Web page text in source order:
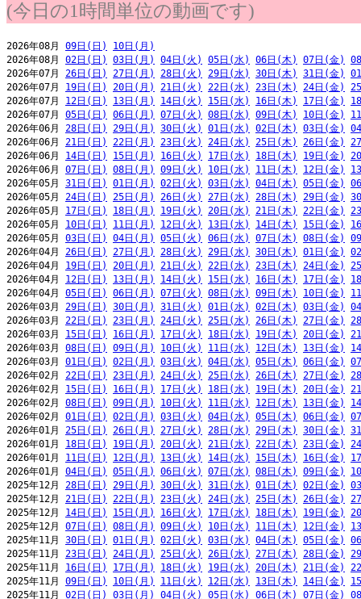
(今日の1時間単位の動画です)
2026年08月 09日(日)
10日(月)
2026年08月 02日(日) 03日(月) 04日(火) 05日(水) 06日(木) 07日(金)
2026年07月 26日(日) 27日(月) 28日(火) 29日(水) 30日(木) 31日(金)
2026年07月 19日(日) 20日(月) 21日(火) 22日(水) 23日(木) 24日(金)
2026年07月 12日(日) 13日(月) 14日(火) 15日(水) 16日(木) 17日(金)
2026年07月 05日(日) 06日(月) 07日(火) 08日(水) 09日(木) 10日(金)
2026年06月 28日(日) 29日(月) 30日(火) 01日(水) 02日(木) 03日(金)
2026年06月 21日(日) 22日(月) 23日(火) 24日(水) 25日(木) 26日(金)
2026年06月 14日(日) 15日(月) 16日(火) 17日(水) 18日(木) 19日(金)
2026年06月 07日(日) 08日(月) 09日(火) 10日(水) 11日(木) 12日(金)
2026年05月 31日(日) 01日(月) 02日(火) 03日(水) 04日(木) 05日(金)
2026年05月 24日(日) 25日(月) 26日(火) 27日(水) 28日(木) 29日(金)
2026年05月 17日(日) 18日(月) 19日(火) 20日(水) 21日(木) 22日(金)
2026年05月 10日(日) 11日(月) 12日(火) 13日(水) 14日(木) 15日(金)
2026年05月 03日(日) 04日(月) 05日(火) 06日(水) 07日(木) 08日(金)
2026年04月 26日(日) 27日(月) 28日(火) 29日(水) 30日(木) 01日(金)
2026年04月 19日(日) 20日(月) 21日(火) 22日(水) 23日(木) 24日(金)
2026年04月 12日(日) 13日(月) 14日(火) 15日(水) 16日(木) 17日(金)
2026年04月 05日(日) 06日(月) 07日(火) 08日(水) 09日(木) 10日(金)
2026年03月 29日(日) 30日(月) 31日(火) 01日(水) 02日(木) 03日(金)
2026年03月 22日(日) 23日(月) 24日(火) 25日(水) 26日(木) 27日(金)
2026年03月 15日(日) 16日(月) 17日(火) 18日(水) 19日(木) 20日(金)
2026年03月 08日(日) 09日(月) 10日(火) 11日(水) 12日(木) 13日(金)
2026年03月 01日(日) 02日(月) 03日(火) 04日(水) 05日(木) 06日(金)
2026年02月 22日(日) 23日(月) 24日(火) 25日(水) 26日(木) 27日(金)
2026年02月 15日(日) 16日(月) 17日(火) 18日(水) 19日(木) 20日(金)
2026年02月 08日(日) 09日(月) 10日(火) 11日(水) 12日(木) 13日(金)
2026年02月 01日(日) 02日(月) 03日(火) 04日(水) 05日(木) 06日(金)
2026年01月 25日(日) 26日(月) 27日(火) 28日(水) 29日(木) 30日(金)
2026年01月 18日(日) 19日(月) 20日(火) 21日(水) 22日(木) 23日(金)
2026年01月 11日(日) 12日(月) 13日(火) 14日(水) 15日(木) 16日(金)
2026年01月 04日(日) 05日(月) 06日(火) 07日(水) 08日(木) 09日(金)
2025年12月 28日(日) 29日(月) 30日(火) 31日(水) 01日(木) 02日(金)
2025年12月 21日(日) 22日(月) 23日(火) 24日(水) 25日(木) 26日(金)
2025年12月 14日(日) 15日(月) 16日(火) 17日(水) 18日(木) 19日(金)
2025年12月 07日(日) 08日(月) 09日(火) 10日(水) 11日(木) 12日(金)
2025年11月 30日(日) 01日(月) 02日(火) 03日(水) 04日(木) 05日(金)
2025年11月 23日(日) 24日(月) 25日(火) 26日(水) 27日(木) 28日(金)
2025年11月 16日(日) 17日(月) 18日(火) 19日(水) 20日(木) 21日(金)
2025年11月 09日(日) 10日(月) 11日(火) 12日(水) 13日(木) 14日(金)
2025年11月 02日(日) 03日(月) 04日(火) 05日(水) 06日(木) 07日(金)